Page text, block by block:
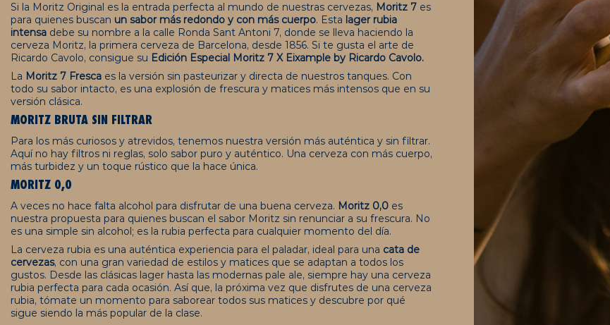
Si la Moritz Original es la entrada perfecta al mundo de nuestras cervezas, Moritz 7 es
para quienes buscan un sabor más redondo y con más cuerpo. Esta lager rubia
intensa debe su nombre a la calle Ronda Sant Antoni 7, donde se lleva haciendo la
cerveza Moritz, la primera cerveza de Barcelona, desde 1856. Si te gusta el arte de
Ricardo Cavolo, consigue su Edición Especial Moritz 7 X Eixample by Ricardo Cavolo.
La Moritz 7 Fresca es la versión sin pasteurizar y directa de nuestros tanques. Con
todo su sabor intacto, es una explosión de frescura y matices más intensos que en su
versión clásica.
MORITZ BRUTA SIN FILTRAR
Para los más curiosos y atrevidos, tenemos nuestra versión más auténtica y sin filtrar.
Aquí no hay filtros ni reglas, solo sabor puro y auténtico. Una cerveza con más cuerpo,
más turbidez y un toque rústico que la hace única.
MORITZ 0,0
A veces no hace falta alcohol para disfrutar de una buena cerveza. Moritz 0,0 es
nuestra propuesta para quienes buscan el sabor Moritz sin renunciar a su frescura. No
es una simple sin alcohol; es la rubia perfecta para cualquier momento del día.
La cerveza rubia es una auténtica experiencia para el paladar, ideal para una cata de
cervezas, con una gran variedad de estilos y matices que se adaptan a todos los
gustos. Desde las clásicas lager hasta las modernas pale ale, siempre hay una cerveza
rubia perfecta para cada ocasión. Así que, la próxima vez que disfrutes de una cerveza
rubia, tómate un momento para saborear todos sus matices y descubre por qué
sigue siendo la más popular de la clase.